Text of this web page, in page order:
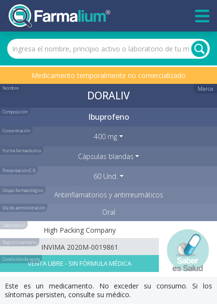
Medicamento temporalmente no comercializado
Nombre Marca
DORALIV
Composición Ibuprofeno
Concentración
400 mg
Forma farmacéutica
Cápsulas blandas
Presentación (C3)
60 Und.
Grupo farmacológico Antiinflamatorios y antirreumáticos
Vía de administración Oral
Laboratorio
High Packing Company
Registro sanitario
INVIMA 2020M-0019861
Condición de ventaVENTA LIBRE - SIN FÓRMULA MÉDICA
Este es un medicamento. No exceder su consumo. Si los
síntomas persisten, consulte su médico.